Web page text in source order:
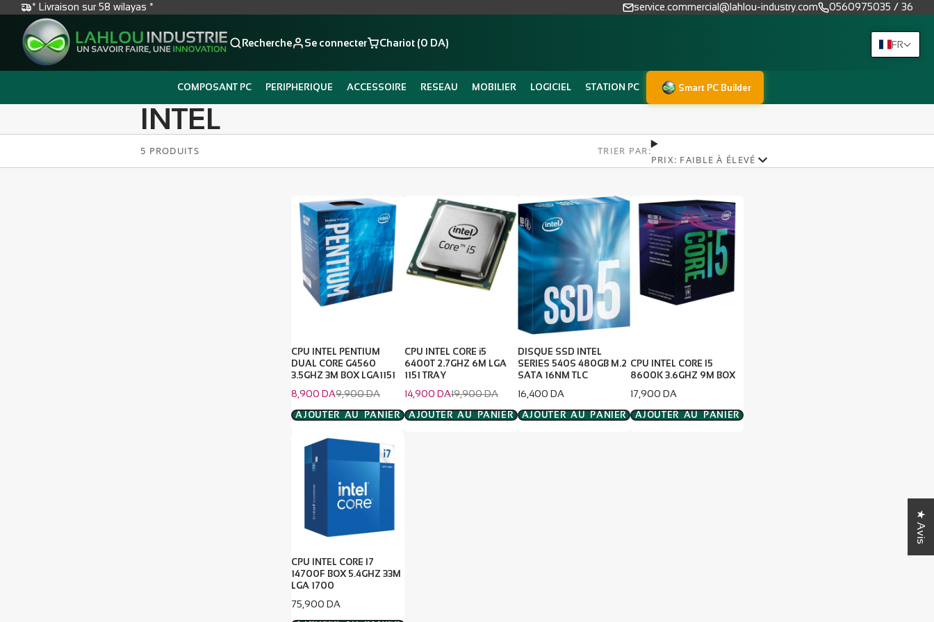
* Livraison sur 58 wilayas * service.commercial@lahlou-industry.com 0560975035 / 36
Recherche Se connecter Chariot (0 DA)
COMPOSANT PC PERIPHERIQUE ACCESSOIRE RESEAU MOBILIER LOGICIEL STATION PC Smart PC Builder
INTEL
5 PRODUITS TRIER PAR:
PRIX: FAIBLE À ÉLEVÉ
CPU INTEL PENTIUM
DUAL CORE G4560
3.5GHZ 3M BOX LGA1151
Prix
vente
8,900 DAPrix
9,900 DA
AJOUTER AU PANIER
CPU INTEL CORE i5
6400T 2.7GHZ 6M LGA
1151 TRAY
Prix
vente
14,900 DAPrix
19,900 DA
AJOUTER AU PANIER
DISQUE SSD INTEL
SERIES 540S 480GB M.2
SATA 16NM TLC
Prix
16,400 DA
AJOUTER AU PANIER
CPU INTEL CORE I5
8600K 3.6GHZ 9M BOX
Prix
17,900 DA
AJOUTER AU PANIER
CPU INTEL CORE I7
14700F BOX 5.4GHZ 33M
LGA 1700
Prix
75,900 DA
★ Avis
FR